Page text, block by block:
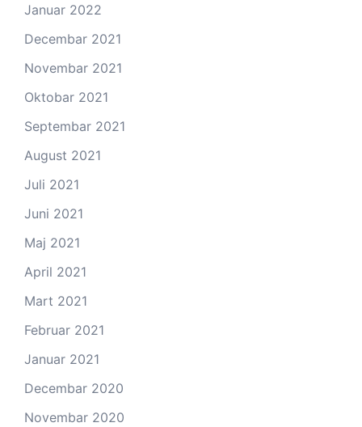
Januar 2022
Decembar 2021
Novembar 2021
Oktobar 2021
Septembar 2021
August 2021
Juli 2021
Juni 2021
Maj 2021
April 2021
Mart 2021
Februar 2021
Januar 2021
Decembar 2020
Novembar 2020